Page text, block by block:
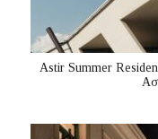
Astir Summer